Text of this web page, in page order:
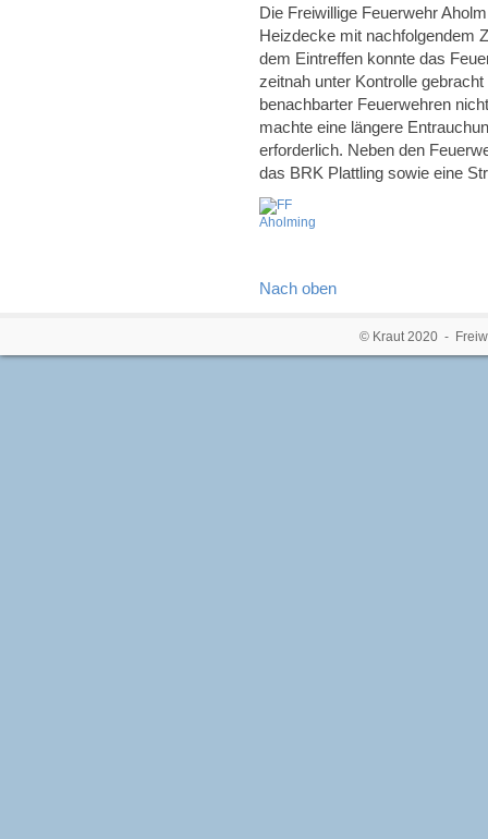
Die Freiwillige Feuerwehr
Heizdecke mit nachfolgendem
dem Eintreffen konnte das
zeitnah unter Kontrolle
benachbarter Feuerwehren
machte eine längere
erforderlich. Neben den
das BRK Plattling sowie eine
Nach oben
© Kraut 2020 -